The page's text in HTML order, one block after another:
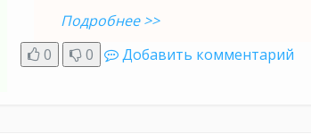
Подробнее >>
0
0 Добавить комментарий